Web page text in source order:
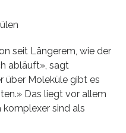
seit Längerem, wie der
abläuft», sagt
über Moleküle gibt es
Das liegt vor allem
sind als